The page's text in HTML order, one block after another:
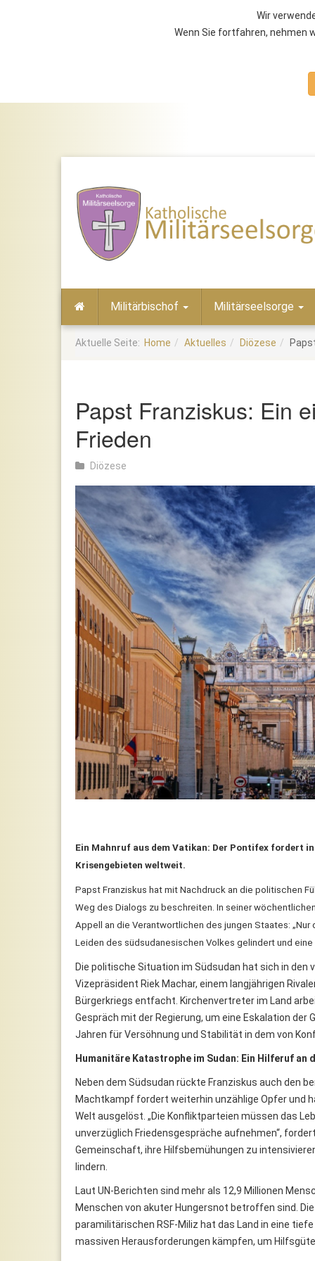
Wir
Wenn Sie fortfahren, nehmen
Home
Militärbischof Militärseelsorge
Aktuelle Seite: Home Aktuelles Diözese
Papst Franziskus: Ein
Frieden
Diözese
Ein Mahnruf aus dem Vatikan: Der Pontifex fordert
Krisengebieten weltweit.
Papst Franziskus hat mit Nachdruck an die politischen
Weg des Dialogs zu beschreiten. In seiner
Appell an die Verantwortlichen des jungen Staates:
Leiden des südsudanesischen Volkes gelindert und
Die politische Situation im Südsudan hat sich in
Vizepräsident Riek Machar, einem langjährigen
Bürgerkriegs entfacht. Kirchenvertreter im Land
Gespräch mit der Regierung, um eine Eskalation
Jahren für Versöhnung und Stabilität in dem von
Humanitäre Katastrophe im Sudan: Ein Hilferuf an
Neben dem Südsudan rückte Franziskus auch den
Machtkampf fordert weiterhin unzählige Opfer und
Welt ausgelöst. „Die Konfliktparteien müssen das
unverzüglich Friedensgespräche aufnehmen“,
Gemeinschaft, ihre Hilfsbemühungen zu
lindern.
Laut UN-Berichten sind mehr als 12,9 Millionen
Menschen von akuter Hungersnot betroffen sind.
paramilitärischen RSF-Miliz hat das Land in eine
massiven Herausforderungen kämpfen, um